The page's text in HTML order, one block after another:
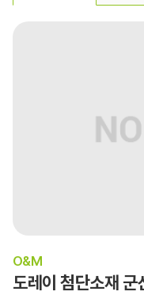
O&M
도레이 첨단소재